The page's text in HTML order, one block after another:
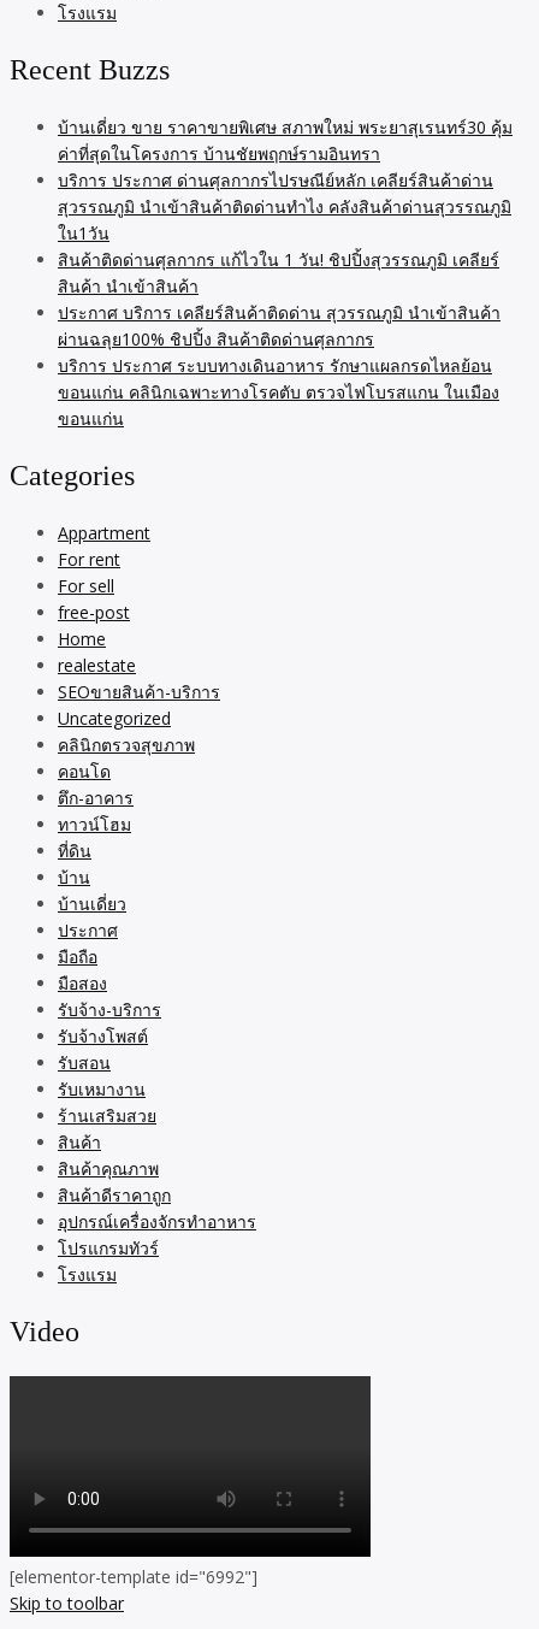
โรงแรม
Recent Buzzs
บ้านเดี่ยว ขาย ราคาขายพิเศษ สภาพใหม่ พระยาสุเรนทร์30 คุ้ม
ค่าที่สุดในโครงการ บ้านชัยพฤกษ์รามอินทรา
บริการ ประกาศ ด่านศุลกากรไปรษณีย์หลัก เคลียร์สินค้าด่าน
สุวรรณภูมิ นำเข้าสินค้าติดด่านทำไง คลังสินค้าด่านสุวรรณภูมิ
ใน1วัน
สินค้าติดด่านศุลกากร แก้ไวใน 1 วัน! ชิปปิ้งสุวรรณภูมิ เคลียร์
สินค้า นำเข้าสินค้า
ประกาศ บริการ เคลียร์สินค้าติดด่าน สุวรรณภูมิ นำเข้าสินค้า
ผ่านฉลุย100% ชิปปิ้ง สินค้าติดด่านศุลกากร
บริการ ประกาศ ระบบทางเดินอาหาร รักษาแผลกรดไหลย้อน
ขอนแก่น คลินิกเฉพาะทางโรคตับ ตรวจไฟโบรสแกน ในเมือง
ขอนแก่น
Categories
Appartment
For rent
For sell
free-post
Home
realestate
SEOขายสินค้า-บริการ
Uncategorized
คลินิกตรวจสุขภาพ
คอนโด
ตึก-อาคาร
ทาวน์โฮม
ที่ดิน
บ้าน
บ้านเดี่ยว
ประกาศ
มือถือ
มือสอง
รับจ้าง-บริการ
รับจ้างโพสต์
รับสอน
รับเหมางาน
ร้านเสริมสวย
สินค้า
สินค้าคุณภาพ
สินค้าดีราคาถูก
อุปกรณ์เครื่องจักรทำอาหาร
โปรแกรมทัวร์
โรงแรม
Video
[elementor-template id="6992"]
Skip to toolbar